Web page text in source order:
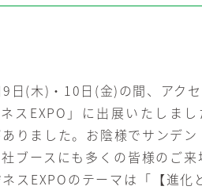
日(木)・10日(金)の間、アク
スEXPO」に出展いたしま
りました。お陰様でサンデン
ブースにも多くの皆様のご来
スEXPOのテーマは「【進化